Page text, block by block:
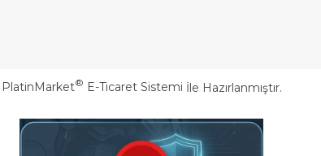
PlatinMarket® E-Ticaret Sistemi İle Hazırlanmıştır.